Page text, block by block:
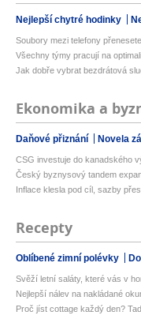
Nejlepší chytré hodinky
Soubory mezi telefony
Všechny týmy pracují na
Jak dobře vybrat bezdrátová
Ekonomika a
Daňové přiznání Novela
CSG investuje do kanadského
Český byznysový tandem
Inflace klesla pod cíl, sazby
Recepty
Oblíbené zimní polévky
Svěží letní saláty, které vás v
Nejlepší nálev na nakládané
Proč jíst cottage každý den?